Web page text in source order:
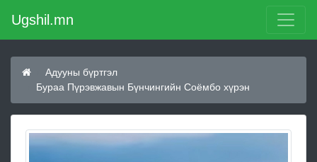
Ugshil.mn
Адууны бүртгэл
Бураа Пүрэвжавын Бүнчингийн Соёмбо хүрэн